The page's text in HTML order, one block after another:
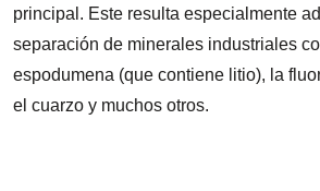
principal. Este resulta especialmente
separación de minerales industriales
espodumena (que contiene litio), la
el cuarzo y muchos otros.